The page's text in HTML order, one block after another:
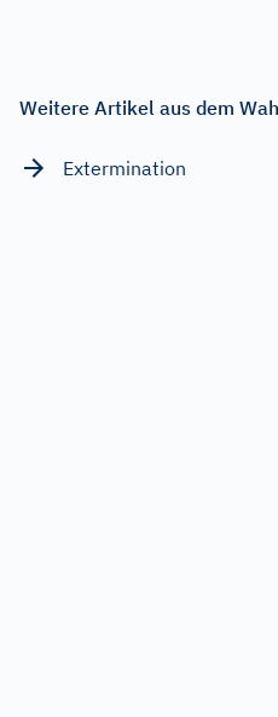
Weitere Artikel aus dem
Extermination